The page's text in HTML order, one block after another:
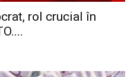
rol crucial în